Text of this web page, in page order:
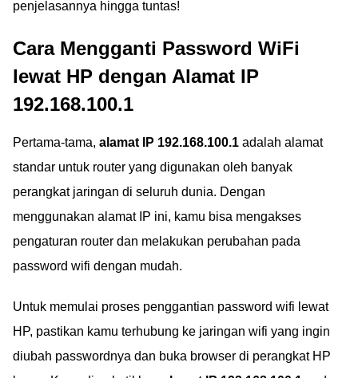
penjelasannya hingga tuntas!
Cara Mengganti Password WiFi
lewat HP dengan Alamat IP
192.168.100.1
Pertama-tama, alamat IP 192.168.100.1 adalah alamat
standar untuk router yang digunakan oleh banyak
perangkat jaringan di seluruh dunia. Dengan
menggunakan alamat IP ini, kamu bisa mengakses
pengaturan router dan melakukan perubahan pada
password wifi dengan mudah.
Untuk memulai proses penggantian password wifi lewat
HP, pastikan kamu terhubung ke jaringan wifi yang ingin
diubah passwordnya dan buka browser di perangkat HP